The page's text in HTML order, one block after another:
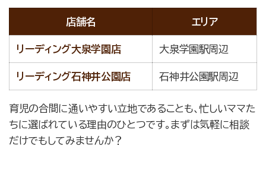
店舗名 エリア
リーディング大泉学園店 大泉学園駅周辺
リーディング石神井公園店 石神井公園駅周辺
育児の合間に通いやすい立地であることも、忙しいママた
ちに選ばれている理由のひとつです。まずは気軽に相談
だけでもしてみませんか？